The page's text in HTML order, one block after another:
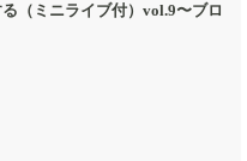
（ミニライブ付）vol.9〜ブロ